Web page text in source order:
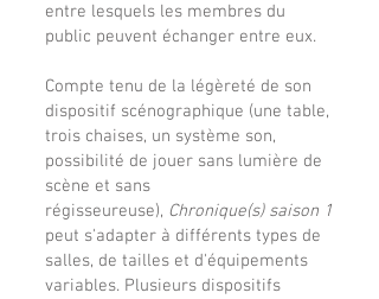
entre lesquels les membres du
public peuvent échanger entre eux.
Compte tenu de la légèreté de son
dispositif scénographique (une table,
trois chaises, un système son,
possibilité de jouer sans lumière de
scène et sans
régisseureuse), Chronique(s) saison 1
peut s'adapter à différents types de
salles, de tailles et d'équipements
variables. Plusieurs dispositifs